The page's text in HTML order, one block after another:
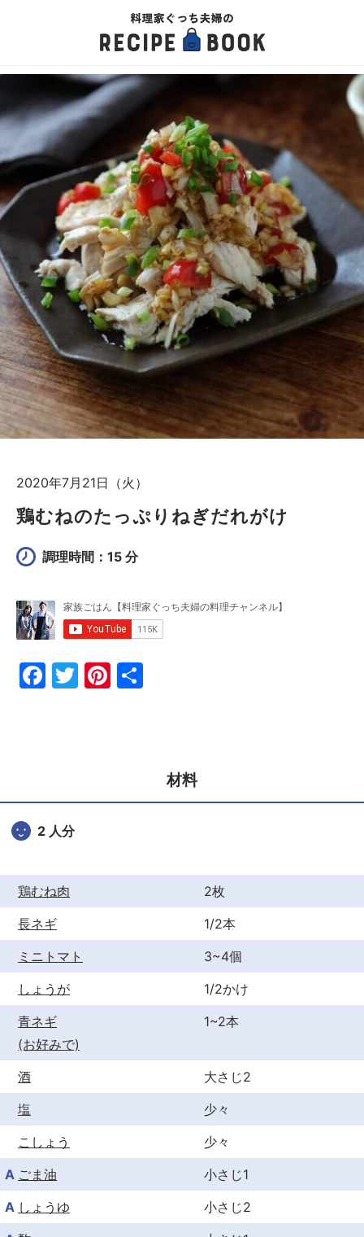
2020年7月21日（火）
鶏むねのたっぷりねぎだれがけ
調理時間：15 分
F
o
o
T
Pi
材料
2 人分
鶏むね肉
2枚
長ネギ
1/2本
ミニトマト
3~4個
しょうが
1/2かけ
青ネギ
(お好みで)
1~2本
酒
大さじ2
塩
少々
こしょう
少々
A ごま油
小さじ1
A しょうゆ
小さじ2